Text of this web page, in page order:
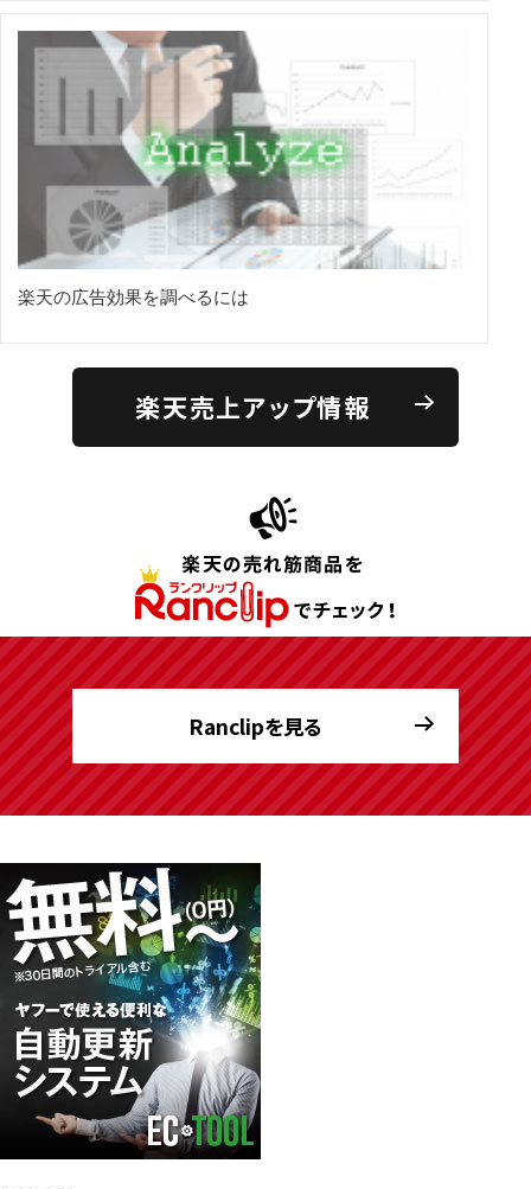
楽天の広告効果を調べるには
楽天売上アップ情報
Ranclipを見る